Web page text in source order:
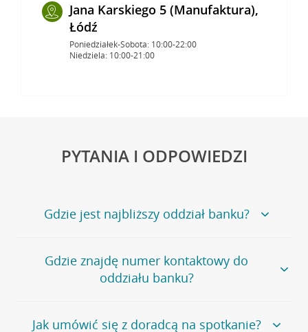
Jana Karskiego 5 (Manufaktura),
Łódź
Poniedziałek-Sobota: 10:00-22:00
Niedziela: 10:00-21:00
PYTANIA I ODPOWIEDZI
Gdzie jest najbliższy oddział banku?
Jeśli szukasz oddziału naszego banku, zapraszamy na
stronęPlacówki i bankomaty, na której znajduje się
wygodna wyszukiwarka.
oddziałów
Gdzie znajdę numer kontaktowy do
oddziału banku?
Bank Credit Agricole nie udostępnia ogólnego numeru
Jak umówić się z doradcą na spotkanie?